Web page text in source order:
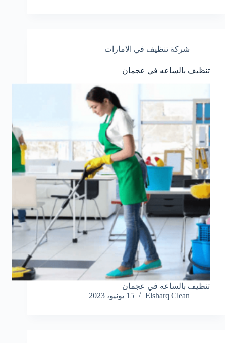
شركة تنظيف في الامارات
تنظيف بالساعه في عجمان
تنظيف بالساعه في عجمان
Elsharq Clean
15 يونيو، 2023